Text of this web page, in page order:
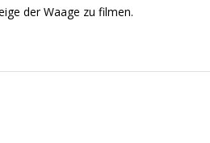
der Waage zu filmen.